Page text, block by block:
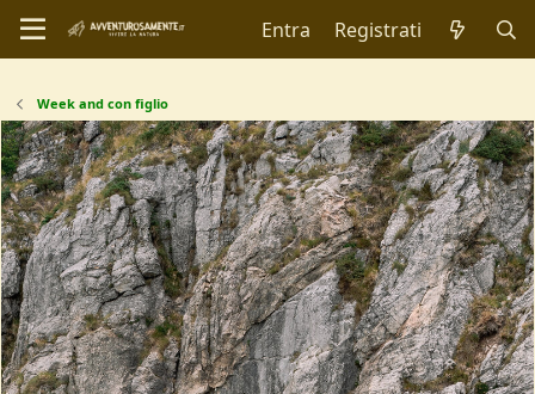
Entra Registrati
Week and con figlio